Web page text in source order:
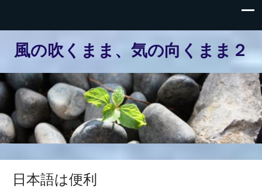
風の吹くまま、気の向くまま２
日本語は便利